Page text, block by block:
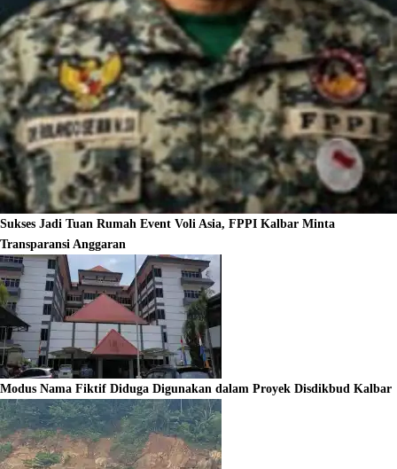
Sukses Jadi Tuan Rumah Event Voli Asia, FPPI Kalbar Minta
Transparansi Anggaran
Modus Nama Fiktif Diduga Digunakan dalam Proyek Disdikbud Kalbar